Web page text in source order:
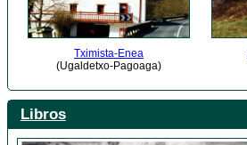
Tximista-Enea
(Ugaldetxo-Pagoaga)
Libros